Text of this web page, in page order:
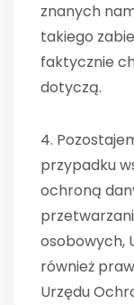
znanych
takiego
faktycznie
dotyczą.
4.
przypadku
ochroną
osobowych,
również
Urzędu